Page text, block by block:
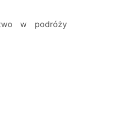
w podróży